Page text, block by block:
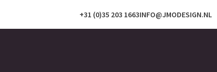
INFO@JMODESIGN.NL
+31 (0)35 203 1663